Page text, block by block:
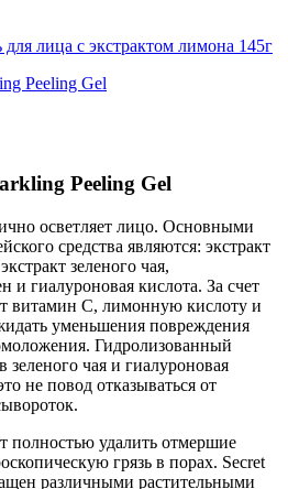
лица с экстрактом лимона 145г
Peeling Gel
Peeling Gel
осветляет лицо. Основными
средства являются: экстракт
зеленого чая,
и гиалуроновая кислота. За счет
витамин С, лимонную кислоту и
уменьшения повреждения
Гидролизованный
зеленого чая и гиалуроновая
не повод отказываться от
полностью удалить отмершие
грязь в порах. Secret
различными растительными